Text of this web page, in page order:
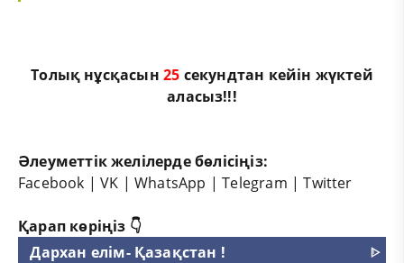
Толық нұсқасын25 секундтан кейін жүктей
аласыз!!!
Әлеуметтік желілерде бөлісіңіз:
Facebook |VK |WhatsApp |Telegram |Twitter
Қарап көріңіз 👇
Дархан елім- Қазақстан !
ᐈ